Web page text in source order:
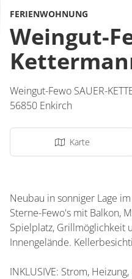
FERIENWOHNUNG
Weingut-
Weingut-Fewo SAUER-
56850 Enkirch
Karte
Neubau in sonniger Lage
Sterne-Fewo's mit Balkon,
Spielplatz, Grillmöglichkeit
Innengelände.
INKLUSIVE: Strom,